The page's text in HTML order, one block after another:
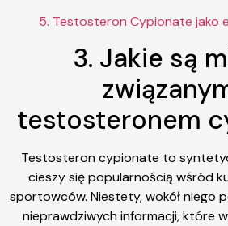
5. Testosteron Cypionate jako
3. Jakie są
testosteronem
Testosteron cypionate to
cieszy się popularnością wśród
sportowców. Niestety, wokół niego
nieprawdziwych informacji, które